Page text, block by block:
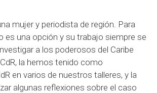
mujer y periodista de región. Para
es una opción y su trabajo siempre se
a los poderosos del Caribe
la hemos tenido como
en varios de nuestros talleres, y la
algunas reflexiones sobre el caso